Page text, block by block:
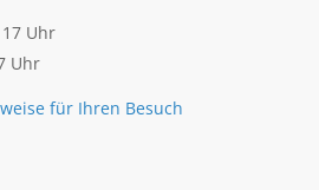
Uhr
Uhr
für Ihren Besuch